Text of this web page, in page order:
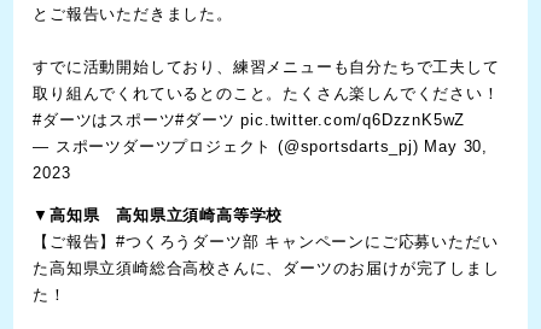
とご報告いただきました。
すでに活動開始しており、練習メニューも自分たちで工夫して
取り組んでくれているとのこと。たくさん楽しんでください！
#ダーツはスポーツ#ダーツ pic.twitter.com/q6DzznK5wZ
— スポーツダーツプロジェクト (@sportsdarts_pj) May 30,
2023
▼高知県 高知県立須崎高等学校
【ご報告】#つくろうダーツ部 キャンペーンにご応募いただい
た高知県立須崎総合高校さんに、ダーツのお届けが完了しまし
た！